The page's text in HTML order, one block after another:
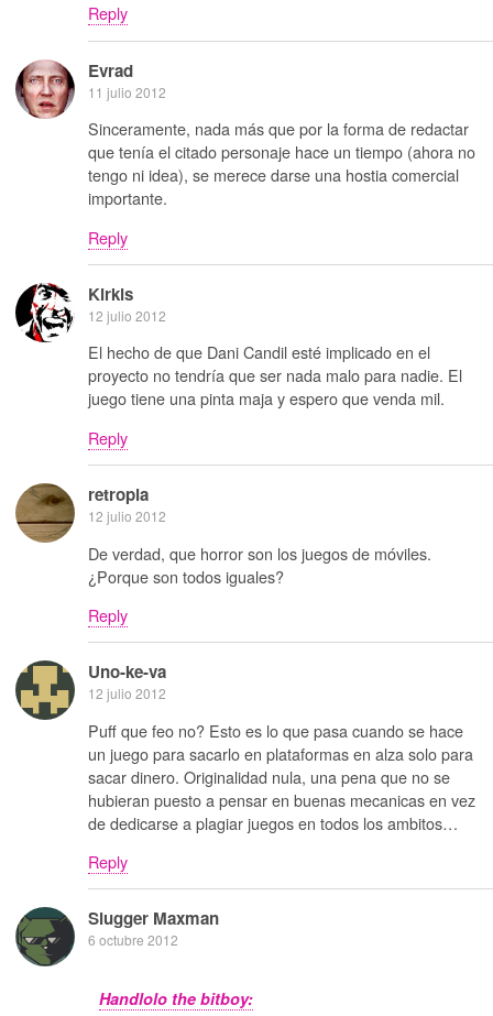
Reply
Evrad
11 julio 2012
Sinceramente, nada más que por la forma de redactar
que tenía el citado personaje hace un tiempo (ahora no
tengo ni idea), se merece darse una hostia comercial
importante.
Reply
Kirkis
12 julio 2012
El hecho de que Dani Candil esté implicado en el
proyecto no tendría que ser nada malo para nadie. El
juego tiene una pinta maja y espero que venda mil.
Reply
retropia
12 julio 2012
De verdad, que horror son los juegos de móviles.
¿Porque son todos iguales?
Reply
Uno-ke-va
12 julio 2012
Puff que feo no? Esto es lo que pasa cuando se hace
un juego para sacarlo en plataformas en alza solo para
sacar dinero. Originalidad nula, una pena que no se
hubieran puesto a pensar en buenas mecanicas en vez
de dedicarse a plagiar juegos en todos los ambitos…
Reply
Slugger Maxman
6 octubre 2012
Handlolo the bitboy: